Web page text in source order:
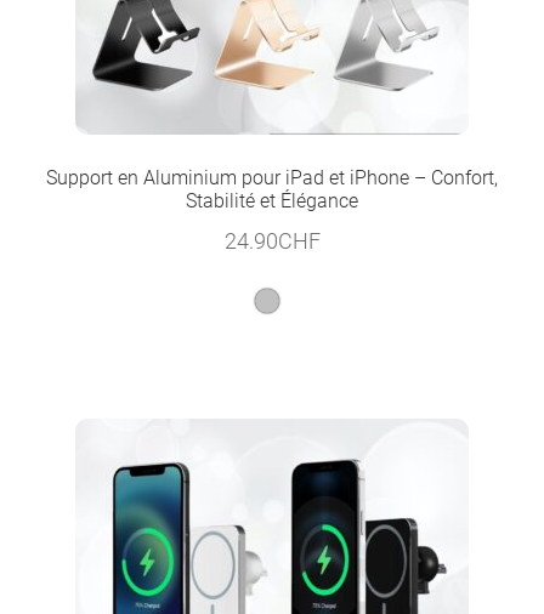
Support en Aluminium pour iPad et iPhone – Confort,
Stabilité et Élégance
24.90CHF